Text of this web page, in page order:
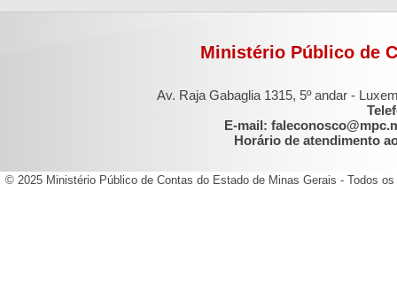
Ministério Público de
Av. Raja Gabaglia 1315, 5º andar -
E-mail:
Horário de atendimento
© 2025 Ministério Público de Contas do Estado de Minas Gerais - Todos